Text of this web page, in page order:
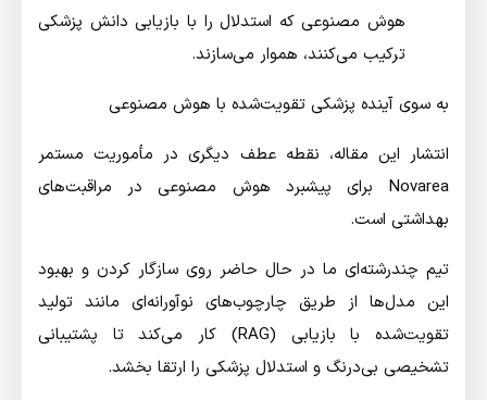
هوش مصنوعی که استدلال را با بازیابی دانش پزشکی
ترکیب می‌کنند، هموار می‌سازند.
به سوی آینده پزشکی تقویت‌شده با هوش مصنوعی
انتشار این مقاله، نقطه عطف دیگری در مأموریت مستمر
Novarea برای پیشبرد هوش مصنوعی در مراقبت‌های
بهداشتی است.
تیم چندرشته‌ای ما در حال حاضر روی سازگار کردن و بهبود
این مدل‌ها از طریق چارچوب‌های نوآورانه‌ای مانند تولید
تقویت‌شده با بازیابی (RAG) کار می‌کند تا پشتیبانی
تشخیصی بی‌درنگ و استدلال پزشکی را ارتقا بخشد.